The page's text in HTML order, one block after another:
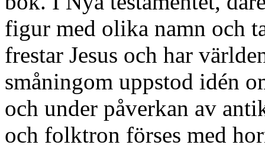
figur med olika namn och
frestar Jesus och har
småningom uppstod idén
och under påverkan av
och folktron förses med